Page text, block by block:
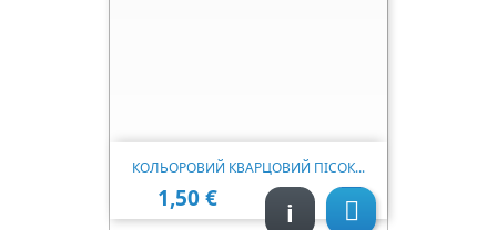
КОЛЬОРОВИЙ КВАРЦОВИЙ ПІСОК...
Ціна
1,50 € 
i